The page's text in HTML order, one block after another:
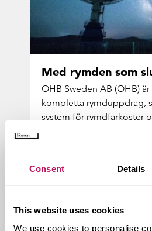
Consent Details
This website uses cookies
We use cookies to personalise
Med rym­den som
OHB Swe­den AB (OHB)
kom­plet­ta rymdupp­drag,
sy­stem för rymd­far­kos­ter